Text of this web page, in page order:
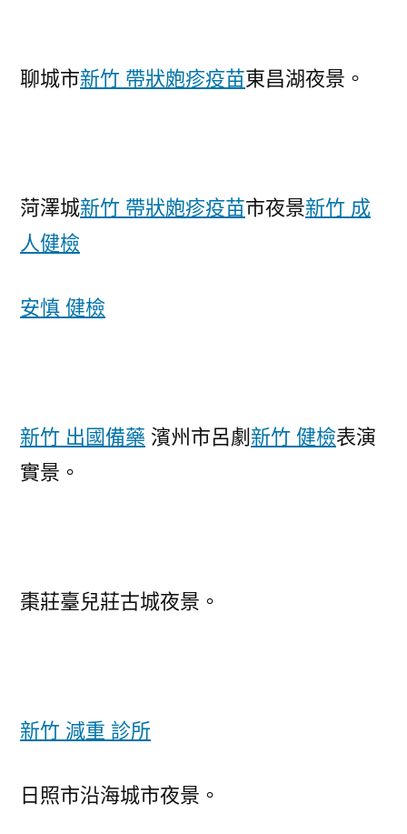
聊城市新竹 帶狀皰疹疫苗東昌湖夜景。
菏澤城新竹 帶狀皰疹疫苗市夜景新竹 成
人健檢
安慎 健檢
新竹 出國備藥 濱州市呂劇新竹 健檢表演
實景。
棗莊臺兒莊古城夜景。
新竹 減重 診所
日照市沿海城市夜景。